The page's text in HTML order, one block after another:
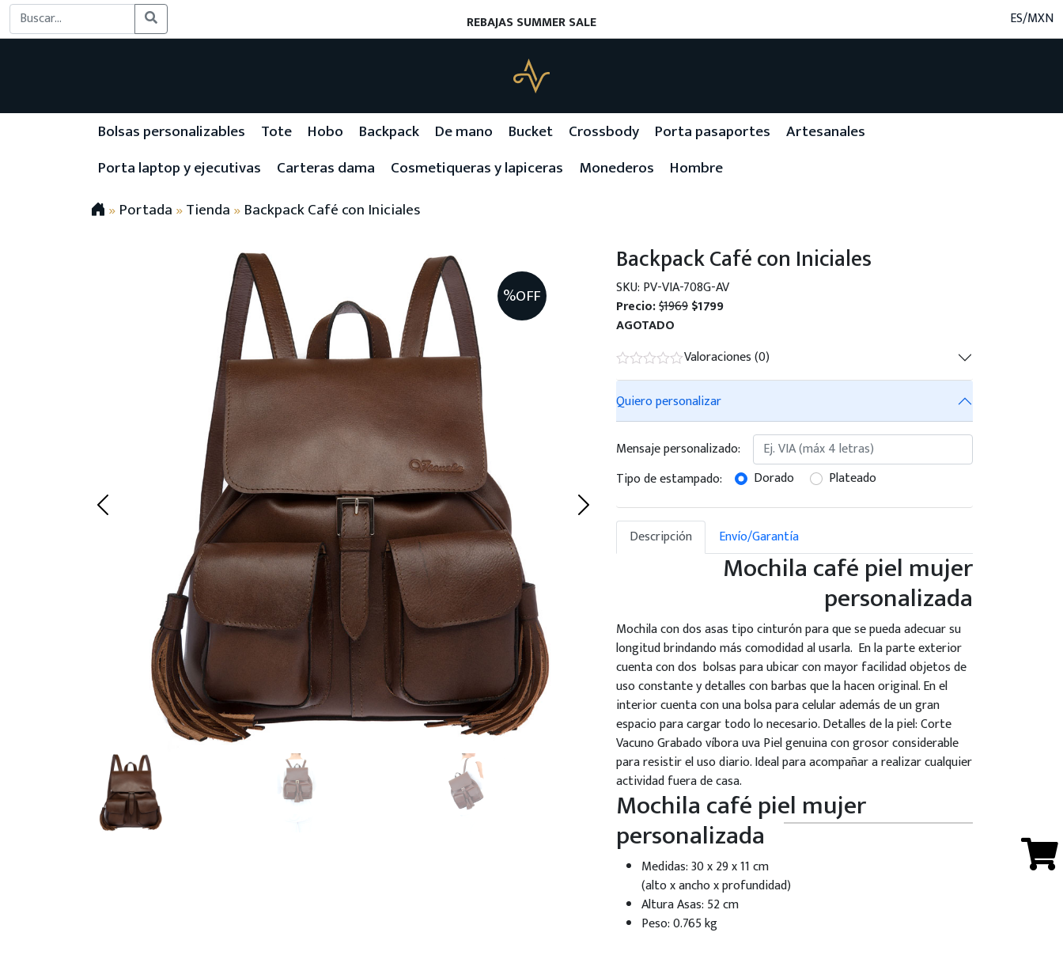
REBAJAS SUMMER SALE ES/MXN
Bolsas personalizables Tote Hobo Backpack De mano Bucket Crossbody Porta pasaportes
Artesanales
Porta laptop y ejecutivas
Carteras dama Cosmetiqueras y lapiceras Monederos
Hombre
»Portada»Tienda»Backpack Café con Iniciales
%OFF
Backpack Café con Iniciales
SKU: PV-VIA-708G-AV
Precio:$1969$1799
AGOTADO
Valoraciones (0)
Quiero personalizar
Mensaje personalizado:
Tipo de estampado:
Dorado Plateado
Descripción Envío/Garantía
Mochila café piel mujer
personalizada
Mochila con dos asas tipo cinturón para que se pueda adecuar su
longitud brindando más comodidad al usarla. En la parte exterior
cuenta con dos bolsas para ubicar con mayor facilidad objetos de
uso constante y detalles con barbas que la hacen original. En el
interior cuenta con una bolsa para celular además de un gran
espacio para cargar todo lo necesario. Detalles de la piel: Corte
Vacuno Grabado víbora uva Piel genuina con grosor considerable
para resistir el uso diario. Ideal para acompañar a realizar cualquier
actividad fuera de casa.
Mochila café piel mujer
personalizada
Medidas: 30 x 29 x 11 cm
(alto x ancho x profundidad)
Altura Asas: 52 cm
Peso: 0.765 kg